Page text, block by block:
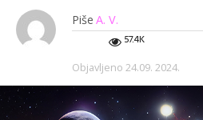
Piše A. V.
57.4K
Objavljeno 24.09. 2024.